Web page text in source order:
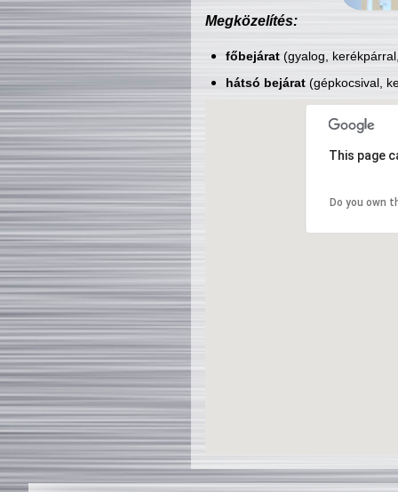
Megközelítés:
főbejárat(gyalog,
hátsó bejárat(gépkocsival,
This page
Do you own